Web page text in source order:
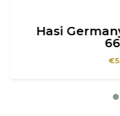
Hasi
€